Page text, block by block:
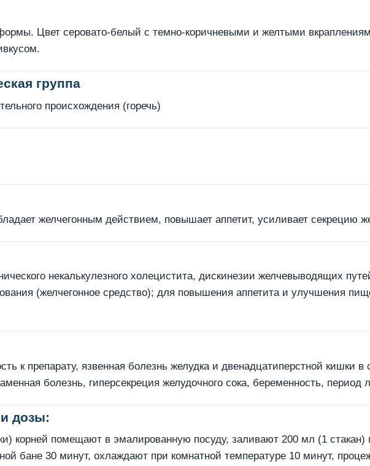
Цвет серовато-белый с темно-коричневыми и желтыми
группа
происхождения (горечь)
желчегонным действием, повышает аппетит, усиливает секрецию
некалькулезного холецистита, дискинезии желчевыводящих
(желчегонное средство); для повышения аппетита и улучшения
к препарату, язвенная болезнь желудка и двенадцатиперстной кишки
болезнь, гиперсекреция желудочного сока, беременность, период
дозы:
корней помещают в эмалированную посуду, заливают 200 мл (1
бане 30 минут, охлаждают при комнатной температуре 10 минут,